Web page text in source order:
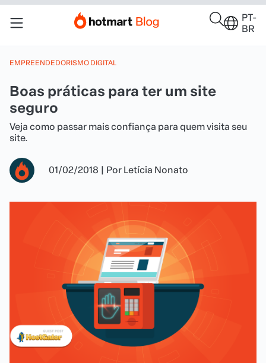
PT-
BR
EMPREENDEDORISMO DIGITAL
Boas práticas para ter um site
seguro
Veja como passar mais confiança para quem visita seu
site.
01/02/2018 | Por Letícia Nonato